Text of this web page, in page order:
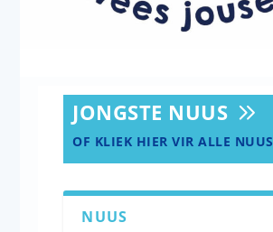
JONGSTE NUUS
OF KLIEK HIER VIR ALLE NUUS
NUUS